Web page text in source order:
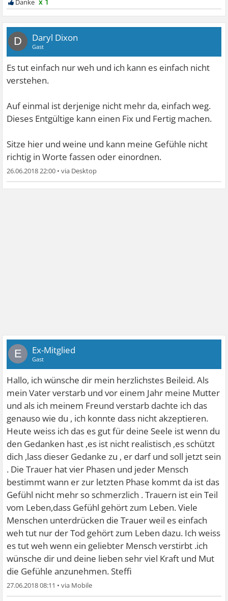
D Daryl Dixon
Gast
Es tut einfach nur weh und ich kann es einfach nicht
verstehen.
Auf einmal ist derjenige nicht mehr da, einfach weg.
Dieses Entgültige kann einen Fix und Fertig machen.
Sitze hier und weine und kann meine Gefühle nicht
richtig in Worte fassen oder einordnen.
26.06.2018 22:00 •
E Ex-Mitglied
Gast
Hallo, ich wünsche dir mein herzlichstes Beileid. Als
mein Vater verstarb und vor einem Jahr meine Mutter
und als ich meinem Freund verstarb dachte ich das
genauso wie du , ich konnte dass nicht akzeptieren.
Heute weiss ich das es gut für deine Seele ist wenn du
den Gedanken hast ,es ist nicht realistisch ,es schützt
dich ,lass dieser Gedanke zu , er darf und soll jetzt sein
. Die Trauer hat vier Phasen und jeder Mensch
bestimmt wann er zur letzten Phase kommt da ist das
Gefühl nicht mehr so schmerzlich . Trauern ist ein Teil
vom Leben,dass Gefühl gehört zum Leben. Viele
Menschen unterdrücken die Trauer weil es einfach
weh tut nur der Tod gehört zum Leben dazu. Ich weiss
es tut weh wenn ein geliebter Mensch verstirbt .ich
wünsche dir und deine lieben sehr viel Kraft und Mut
die Gefühle anzunehmen. Steffi
27.06.2018 08:11 •